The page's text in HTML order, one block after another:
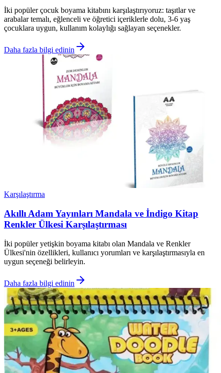
İki popüler çocuk boyama kitabını karşılaştırıyoruz: taşıtlar ve
arabalar temalı, eğlenceli ve öğretici içeriklerle dolu, 3-6 yaş
çocuklara uygun, kullanım kolaylığı sağlayan seçenekler.
Daha fazla bilgi edinin
Karşılaştırma
Akıllı Adam Yayınları Mandala ve İndigo Kitap
Renkler Ülkesi Karşılaştırması
İki popüler yetişkin boyama kitabı olan Mandala ve Renkler
Ülkesi'nin özellikleri, kullanıcı yorumları ve karşılaştırmasıyla en
uygun seçeneği belirleyin.
Daha fazla bilgi edinin